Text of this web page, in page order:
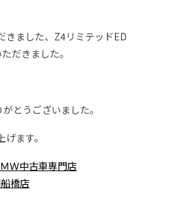
きました、Z4リミテッドED
だきました。
とうございました。
ます。
Ｗ中古車専門店
橋店